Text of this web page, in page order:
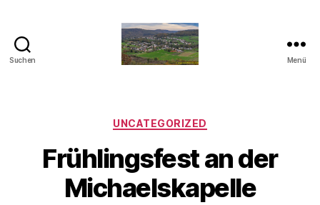
Suchen Menü
Kategorien
UNCATEGORIZED
Frühlingsfest an der
Michaelskapelle